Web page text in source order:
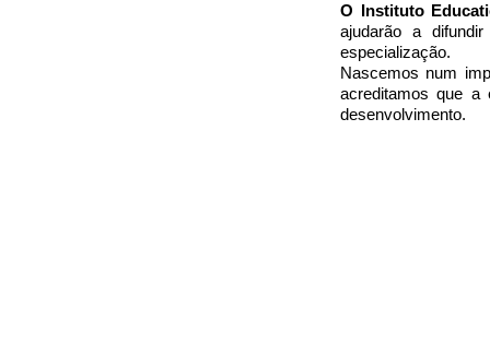
O Instituto
ajudarão a
especialização.
Nascemos num
acreditamos que a
desenvolvimento.